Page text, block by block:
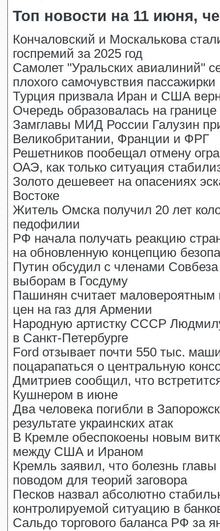
Топ новости на 11 июня,
Кончаловский и Москалькова
госпремий за 2025 год
Самолет "Уральских авиалиний"
плохого самочувствия пассажирки
Турция призвала Иран и США
Очередь образовалась на
Замглавы МИД России Галузин
Великобритании, Франции и ФРГ
Решетников пообещал отмену
ОАЭ, как только ситуация
Золото дешевеет на опасениях
Востоке
Житель Омска получил 20 лет
педофилии
РФ начала получать реакцию
на обновленную концепцию
Путин обсудил с членами Совбеза
выборам в Госдуму
Пашинян считает
цен на газ для Армении
Народную артистку СССР
в Санкт-Петербурге
Ford отзывает почти 550 тыс.
поцарапаться о центральную
Дмитриев сообщил, что
Кушнером в июне
Два человека погибли в
результате украинских атак
В Кремле обеспокоены новым
между США и Ираном
Кремль заявил, что болезнь
поводом для теорий заговора
Песков назвал абсолютно
контролируемой ситуацию в
Сальдо торгового баланса РФ за